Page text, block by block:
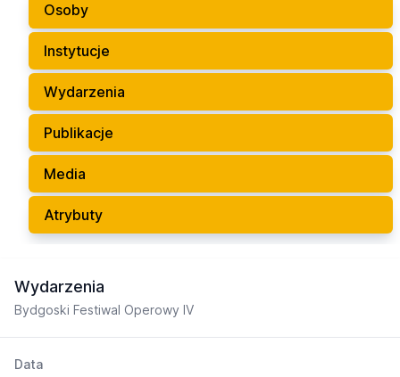
Osoby
Instytucje
Wydarzenia
Publikacje
Media
Atrybuty
Wydarzenia
Bydgoski Festiwal Operowy IV
Data